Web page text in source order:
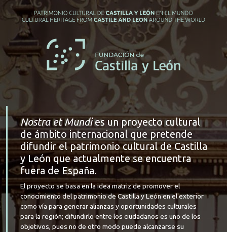
Nostra et Mundies un proyecto cultural
de ámbito internacional que pretende
difundir el patrimonio cultural de Castilla
y León que actualmente se encuentra
fuera de España.
El proyecto se basa en la idea matriz de promover el
conocimiento del patrimonio de Castilla y León en el exterior
como vía para generar alianzas y oportunidades culturales
para la región; difundirlo entre los ciudadanos es uno de los
objetivos, pues no de otro modo puede alcanzarse su